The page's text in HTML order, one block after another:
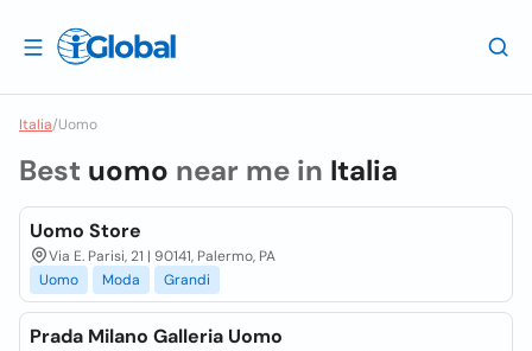
Italia/Uomo
Best uomo near me in Italia
Uomo Store
Via E. Parisi, 21 | 90141, Palermo, PA
Uomo
Moda Grandi
Prada Milano Galleria Uomo